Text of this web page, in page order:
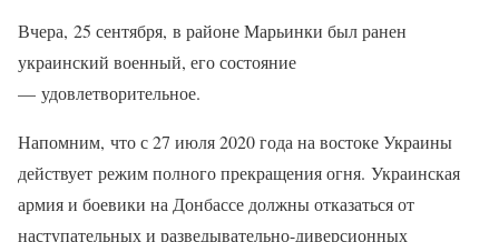
Вчера, 25 сентября, в районе Марьинки был ранен
украинский военный, его состояние
— удовлетворительное.
Напомним, что с 27 июля 2020 года на востоке Украины
действует режим полного прекращения огня. Украинская
армия и боевики на Донбассе должны отказаться от
наступательных и разведывательно-диверсионных